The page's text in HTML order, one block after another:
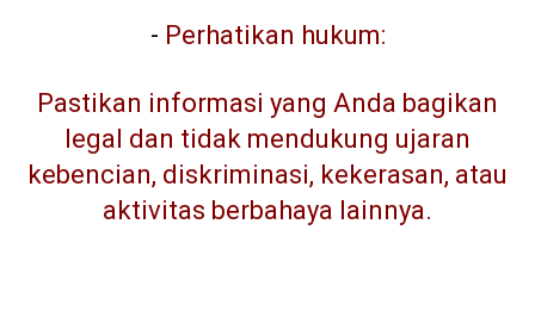
- Perhatikan hukum:
Pastikan informasi yang Anda bagikan
legal dan tidak mendukung ujaran
kebencian, diskriminasi, kekerasan, atau
aktivitas berbahaya lainnya.